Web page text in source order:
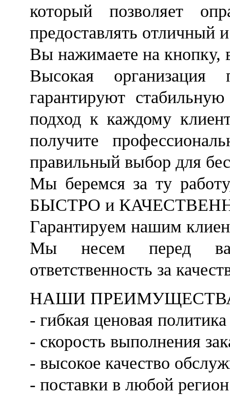
который позволяет
предоставлять отличный
Вы нажимаете на кнопку,
Высокая организация
гарантируют
подход к каждому
получите
правильный выбор для
Мы беремся за ту
БЫСТРО и
Гарантируем нашим
Мы несем перед
ответственность за
НАШИ
- гибкая ценовая политика
- скорость выполнения
- высокое качество
- поставки в любой